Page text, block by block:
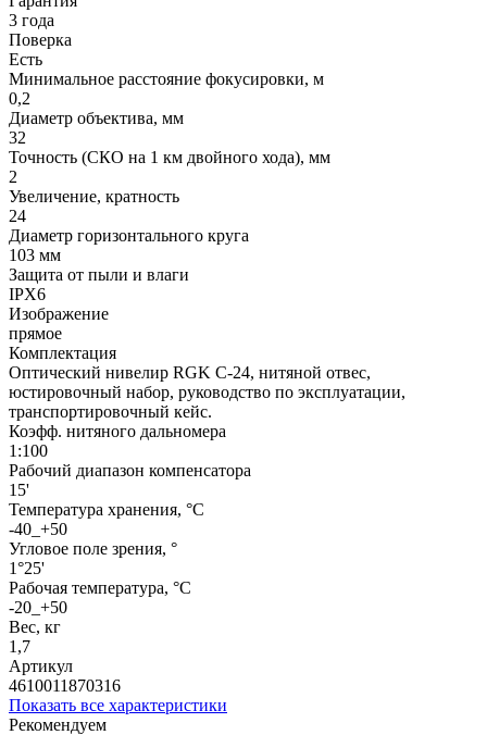
3 года
Поверка
Есть
Минимальное расстояние фокусировки, м
0,2
Диаметр объектива, мм
32
Точность (СКО на 1 км двойного хода), мм
2
Увеличение, кратность
24
Диаметр горизонтального круга
103 мм
Защита от пыли и влаги
IPХ6
Изображение
прямое
Комплектация
Оптический нивелир RGK C-24, нитяной отвес,
юстировочный набор, руководство по эксплуатации,
транспортировочный кейс.
Коэфф. нитяного дальномера
1:100
Рабочий диапазон компенсатора
15'
Температура хранения, °C
-40_+50
Угловое поле зрения, °
1°25'
Рабочая температура, °C
-20_+50
Вес, кг
1,7
Артикул
4610011870316
Показать все характеристики
Рекомендуем